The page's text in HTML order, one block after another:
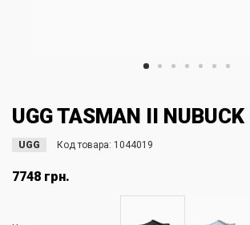
UGG TASMAN II NUBUCK
UGG Код товара: 1044019
7748 грн.